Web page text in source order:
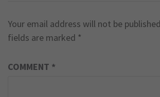
Your email address will not be
fields are marked *
COMMENT *